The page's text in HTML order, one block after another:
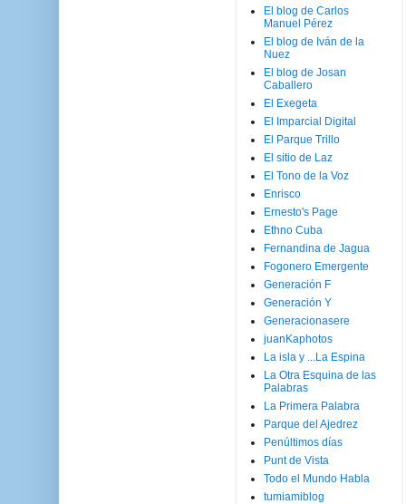
El blog de Carlos
Manuel Pérez
El blog de Iván de la
Nuez
El blog de Josan
Caballero
El Exegeta
El Imparcial Digital
El Parque Trillo
El sitio de Laz
El Tono de la Voz
Enrisco
Ernesto's Page
Ethno Cuba
Fernandina de Jagua
Fogonero Emergente
Generación F
Generación Y
Generacionasere
juanKaphotos
La isla y ...La Espina
La Otra Esquina de las
Palabras
La Primera Palabra
Parque del Ajedrez
Penúltimos días
Punt de Vista
Todo el Mundo Habla
tumiamiblog